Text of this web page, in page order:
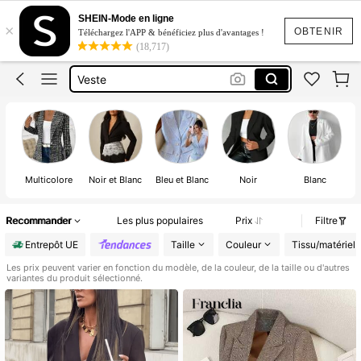
OBTENIR
×
SHEIN-Mode en ligne
Téléchargez l'APP & bénéficiez plus d'avantages !
(18,717)
Blazer
Blazer Femme
Blazer Noir
Veste
Blazer
Multicolore Noir et Blanc Bleu et Blanc Noir Blanc
Recommander Les plus populaires Prix
Filtre
Entrepôt UE
Taille Couleur Tissu/matériel
Les prix peuvent varier en fonction du modèle, de la couleur, de la taille ou d'autres
variantes du produit sélectionné.